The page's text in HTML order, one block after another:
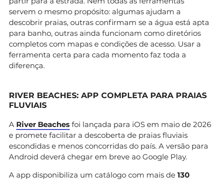
servem o mesmo propósito: algumas ajudam a
descobrir praias, outras confirmam se a água está apta
para banho, outras ainda funcionam como diretórios
completos com mapas e condições de acesso. Usar a
ferramenta certa para cada momento faz toda a
diferença.
RIVER BEACHES: APP COMPLETA PARA PRAIAS
FLUVIAIS
A River Beaches foi lançada para iOS em maio de 2026
e promete facilitar a descoberta de praias fluviais
escondidas e menos concorridas do país. A versão para
Android deverá chegar em breve ao Google Play.
A app disponibiliza um catálogo com mais de 130